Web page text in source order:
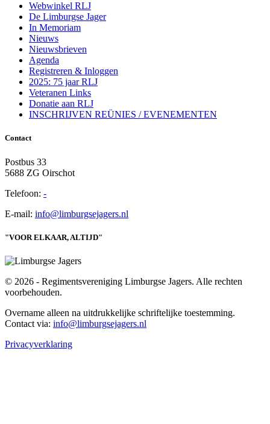
Webwinkel RLJ
De Limburgse Jager
In Memoriam
Nieuws
Nieuwsbrieven
Agenda
Registreren & Inloggen
2025: 75 jaar RLJ
Veteranen Links
Donatie aan RLJ
INSCHRIJVEN REÜNIES / EVENEMENTEN
Contact
Postbus 33
5688 ZG Oirschot
Telefoon: -
E-mail: info@limburgsejagers.nl
"VOOR ELKAAR, ALTIJD"
© 2026 - Regimentsvereniging Limburgse Jagers. Alle rechten
voorbehouden.
Overname alleen na uitdrukkelijke schriftelijke toestemming.
Contact via: info@limburgsejagers.nl
Privacyverklaring